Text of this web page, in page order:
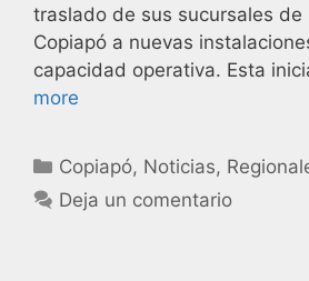
traslado de sus sucursales de
Copiapó a nuevas
capacidad operativa. Esta
more
Copiapó, Noticias,
Deja un comentario